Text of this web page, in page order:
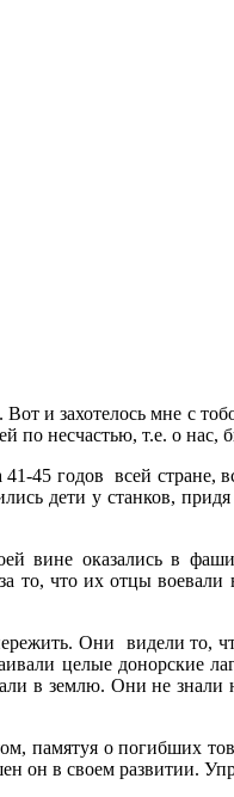
и захотелось мне с
по несчастью, т.е. о
45 годов всей
дети у станков,
вине оказались в
что их отцы
Они видели то,
целые донорские
в землю. Они не
памятуя о погибших
в своем развитии.